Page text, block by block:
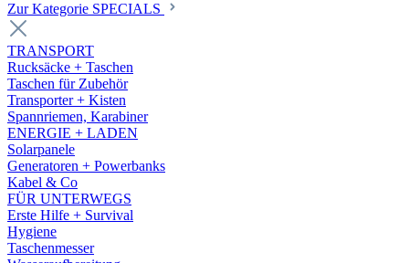
Zur Kategorie SPECIALS
TRANSPORT
Rucksäcke + Taschen
Taschen für Zubehör
Transporter + Kisten
Spannriemen, Karabiner
ENERGIE + LADEN
Solarpanele
Generatoren + Powerbanks
Kabel & Co
FÜR UNTERWEGS
Erste Hilfe + Survival
Hygiene
Taschenmesser